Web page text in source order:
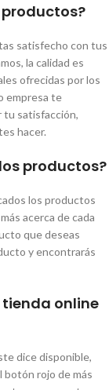
satisfecho con tus
la calidad es
ofrecidas por los
empresa te
tu satisfacción,
hacer.
productos?
los productos
acerca de cada
que deseas
y encontrarás
tienda online
dice disponible,
botón rojo de más